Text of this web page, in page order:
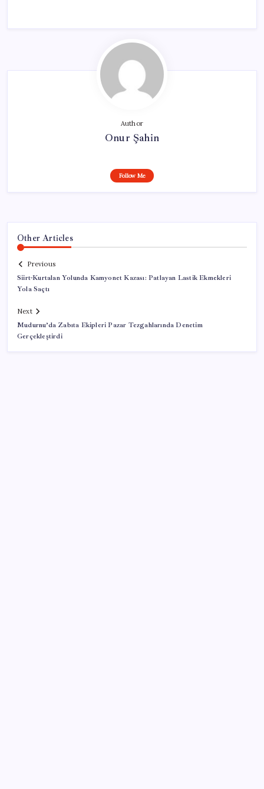
Author
Onur Şahin
Follow Me
Other Articles
Previous
Siirt-Kurtalan Yolunda Kamyonet Kazası: Patlayan Lastik Ekmekleri
Yola Saçtı
Next
Mudurnu’da Zabıta Ekipleri Pazar Tezgahlarında Denetim
Gerçekleştirdi